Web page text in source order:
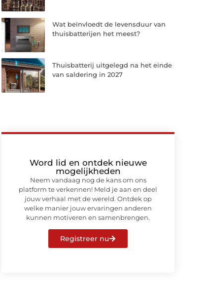
Wat beïnvloedt de levensduur van
thuisbatterijen het meest?
Thuisbatterij uitgelegd na het einde
van saldering in 2027
Word lid en ontdek nieuwe
mogelijkheden
Neem vandaag nog de kans om ons
platform te verkennen! Meld je aan en deel
jouw verhaal met de wereld. Ontdek op
welke manier jouw ervaringen anderen
kunnen motiveren en samenbrengen.
Registreer nu